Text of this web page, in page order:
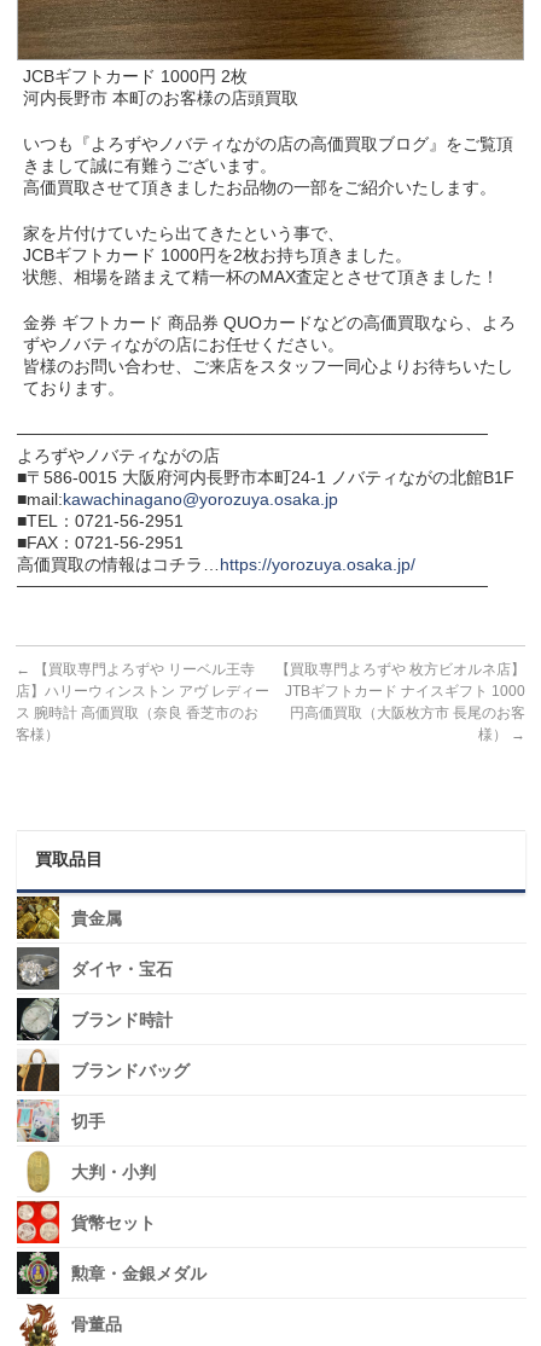
JCBギフトカード 1000円 2枚
河内長野市 本町のお客様の店頭買取
いつも『よろずやノバティながの店の高価買取ブログ』をご覧頂
きまして誠に有難うございます。
高価買取させて頂きましたお品物の一部をご紹介いたします。
家を片付けていたら出てきたという事で、
JCBギフトカード 1000円を2枚お持ち頂きました。
状態、相場を踏まえて精一杯のMAX査定とさせて頂きました！
金券 ギフトカード 商品券 QUOカードなどの高価買取なら、よろ
ずやノバティながの店にお任せください。
皆様のお問い合わせ、ご来店をスタッフ一同心よりお待ちいたし
ております。
───────────────────────────────────────
よろずやノバティながの店
■〒586-0015 大阪府河内長野市本町24-1 ノバティながの北館B1F
■mail:kawachinagano@yorozuya.osaka.jp
■TEL：0721-56-2951
■FAX：0721-56-2951
高価買取の情報はコチラ… https://yorozuya.osaka.jp/
───────────────────────────────────────
←
【買取専門よろずや リーベル王寺
店】ハリーウィンストン アヴ レディー
ス 腕時計 高価買取（奈良 香芝市のお
客様）
【買取専門よろずや 枚方ビオルネ店】
JTBギフトカード ナイスギフト 1000
円高価買取（大阪枚方市 長尾のお客
様）
→
買取品目
貴金属
ダイヤ・宝石
ブランド時計
ブランドバッグ
切手
大判・小判
貨幣セット
勲章・金銀メダル
骨董品